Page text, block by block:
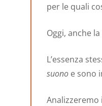
per le quali
Oggi, anche
L’essenza
suono e sono
Analizzeremo